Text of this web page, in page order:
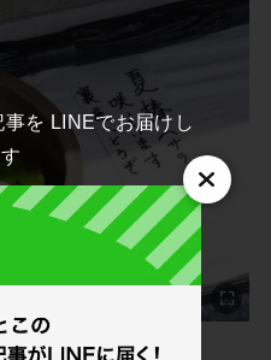
を LINEでお届けし